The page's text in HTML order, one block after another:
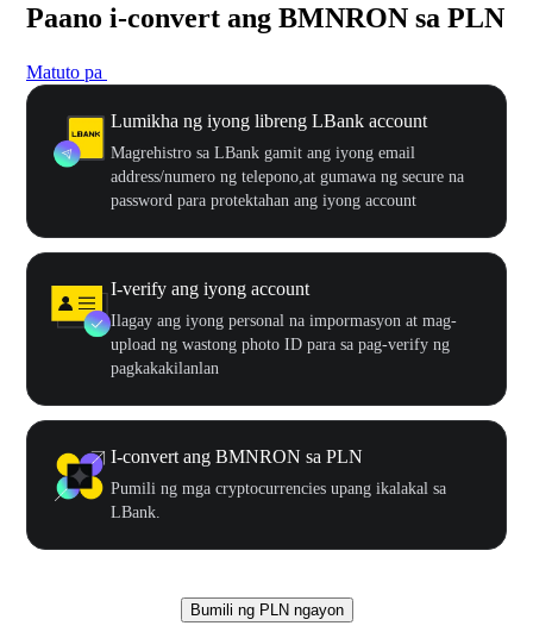
Paano i-convert ang BMNRON sa PLN
Matuto pa
Lumikha ng iyong libreng LBank account
Magrehistro sa LBank gamit ang iyong email
address/numero ng telepono,at gumawa ng secure na
password para protektahan ang iyong account
I-verify ang iyong account
Ilagay ang iyong personal na impormasyon at mag-
upload ng wastong photo ID para sa pag-verify ng
pagkakakilanlan
I-convert ang BMNRON sa PLN
Pumili ng mga cryptocurrencies upang ikalakal sa
LBank.
Bumili ng PLN ngayon